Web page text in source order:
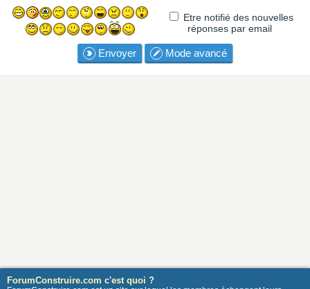
Etre notifié des nouvelles
réponses par email
Envoyer Mode avancé
ForumConstruire.com c'est quoi ?